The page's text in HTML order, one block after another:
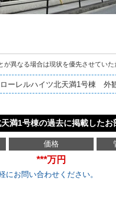
異なる場合は現状を優先させていた
ローレルハイツ北天満1号棟 外
満1号棟の過去に掲載したお
価格
***万円
にお問い合わせください。